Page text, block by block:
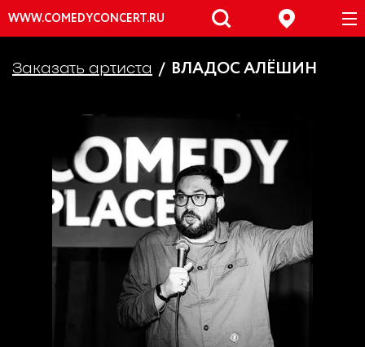
WWW.COMEDYCONCERT.RU
Заказать артиста ВЛАДОС АЛЁШИН